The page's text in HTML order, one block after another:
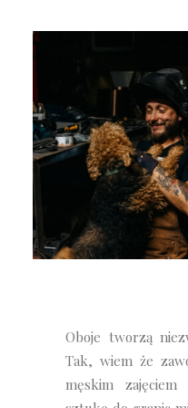
Oboje tworzą
Tak, wiem że
męskim